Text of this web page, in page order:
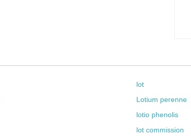
lot
Lotium perenne
lotio phenolis
lot commission